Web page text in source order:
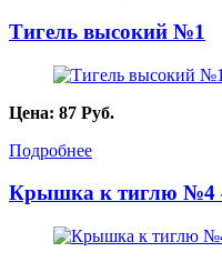
Тигель высокий №1
Цена: 87 Руб.
Подробнее
Крышка к тиглю №4